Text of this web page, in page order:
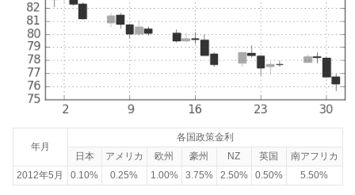
年月
各国政策金利
日本
アメリカ 欧州 豪州 NZ 英国
南アフリカ
2012年5月
0.10% 0.25% 1.00% 3.75% 2.50% 0.50% 5.50%